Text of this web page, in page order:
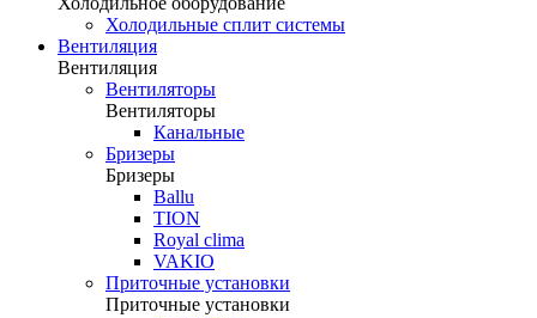
Холодильные сплит системы
Вентиляция
Вентиляция
Вентиляторы
Вентиляторы
Канальные
Бризеры
Бризеры
Ballu
TION
Royal clima
VAKIO
Приточные установки
Приточные установки